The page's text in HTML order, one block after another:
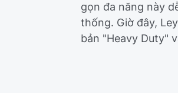
gọn đa năng này
thống. Giờ đây,
bản "Heavy Duty"